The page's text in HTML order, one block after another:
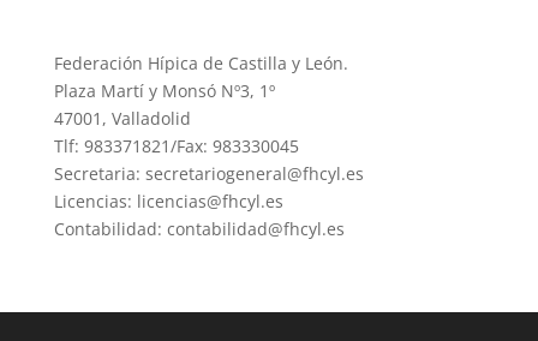
Federación Hípica de Castilla y León.
Plaza Martí y Monsó Nº3, 1º
47001, Valladolid
Tlf: 983371821/Fax: 983330045
Secretaria: secretariogeneral@fhcyl.es
Licencias: licencias@fhcyl.es
Contabilidad: contabilidad@fhcyl.es